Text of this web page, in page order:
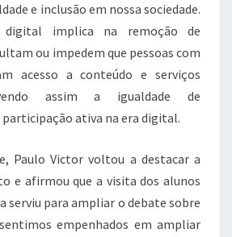
e inclusão em nossa sociedade.
digital implica na remoção de
ou impedem que pessoas com
acesso a conteúdo e serviços
assim a igualdade de
ativa na era digital.
Paulo Victor voltou a destacar a
e afirmou que a visita dos alunos
serviu para ampliar o debate sobre
empenhados em ampliar